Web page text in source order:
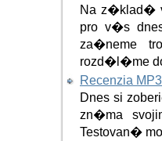
Na z�klad�
pro v�s
za�neme
rozd�l�me
Recenzia
Dnes si
zn�ma
Testovan�